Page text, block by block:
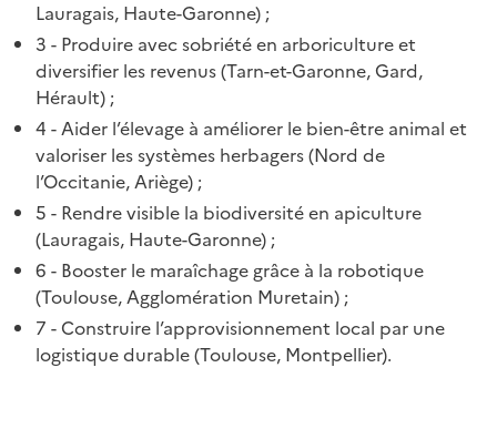
Lauragais, Haute-Garonne) ;
3 - Produire avec sobriété en arboriculture et
diversifier les revenus (Tarn-et-Garonne, Gard,
Hérault) ;
4 - Aider l’élevage à améliorer le bien-être animal et
valoriser les systèmes herbagers (Nord de
l’Occitanie, Ariège) ;
5 - Rendre visible la biodiversité en apiculture
(Lauragais, Haute-Garonne) ;
6 - Booster le maraîchage grâce à la robotique
(Toulouse, Agglomération Muretain) ;
7 - Construire l’approvisionnement local par une
logistique durable (Toulouse, Montpellier).